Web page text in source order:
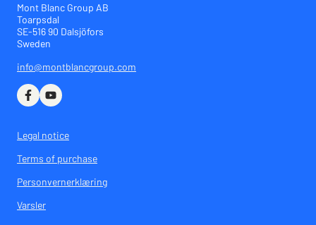
Mont Blanc Group AB
Toarpsdal
SE-516 90 Dalsjöfors
Sweden
info@montblancgroup.com
Legal notice
Terms of purchase
Personvernerklæring
Varsler